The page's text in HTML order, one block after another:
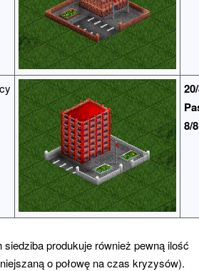
8/
produkuje również pewną ilość
o połowę na czas kryzysów).